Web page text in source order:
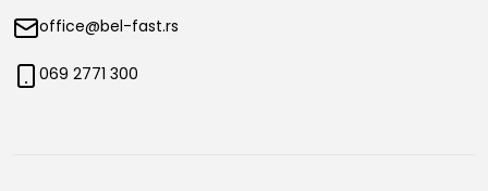
office@bel-fast.rs
069 2771 300